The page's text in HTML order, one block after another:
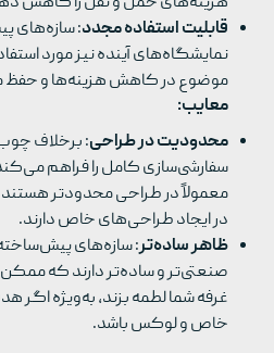
قابلیت استفاده مجدد: سازه‌های
نمایشگاه‌های آینده نیز مورد
موضوع در کاهش هزینه‌ها و حفظ
معایب:
محدودیت در طراحی: برخلاف
سفارشی‌سازی کامل را فراهم
معمولاً در طراحی محدودتر
در ایجاد طراحی‌های خاص دارند.
ظاهر ساده‌تر: سازه‌های
صنعتی‌تر و ساده‌تر دارند که
غرفه شما لطمه بزند، به‌ویژه اگر
خاص و لوکس باشد.